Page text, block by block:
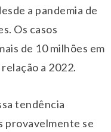
a pandemia de
Os casos
de 10 milhões em
a 2022.
tendência
provavelmente se